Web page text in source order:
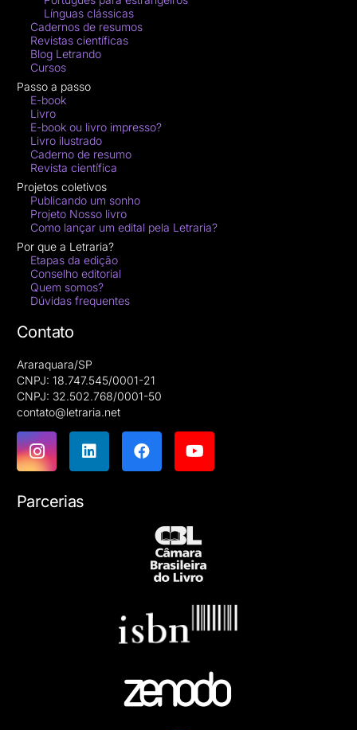
Línguas clássicas
Cadernos de resumos
Revistas científicas
Blog Letrando
Cursos
Passo a passo
E-book
Livro
E-book ou livro impresso?
Livro ilustrado
Caderno de resumo
Revista científica
Projetos coletivos
Publicando um sonho
Projeto Nosso livro
Como lançar um edital pela Letraria?
Por que a Letraria?
Etapas da edição
Conselho editorial
Quem somos?
Dúvidas frequentes
Contato
Araraquara/SP
CNPJ: 18.747.545/0001-21
CNPJ: 32.502.768/0001-50
contato@letraria.net
Parcerias